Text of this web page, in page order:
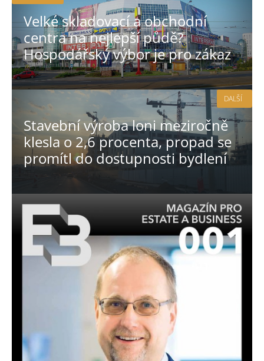
Velké skladovací a obchodní
centra na nejlepší půdě?
Hospodářský výbor je pro zákaz
Stavební výroba loni meziročně
klesla o 2,6 procenta, propad se
promítl do dostupnosti bydlení
DALŠÍ